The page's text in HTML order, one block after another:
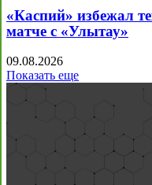
«Каспий» избежал
матче с «Улытау»
09.08.2026
Показать еще